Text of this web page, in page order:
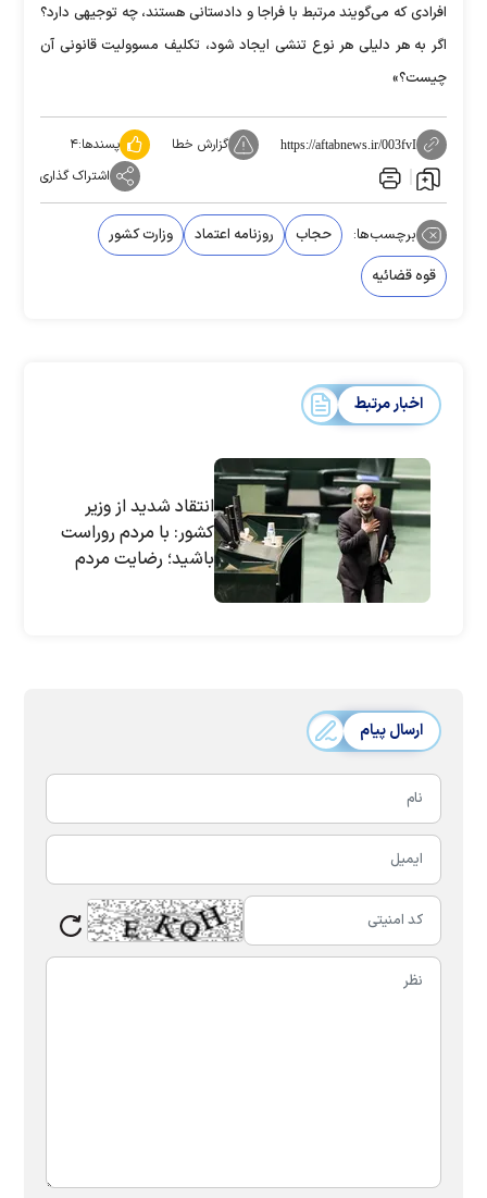
افرادی که می‌گویند مرتبط با فراجا و دادستانی هستند، چه توجیهی دارد؟
اگر به هر دلیلی هر نوع تنشی ایجاد شود، تکلیف مسوولیت قانونی آن
چیست؟»
https://aftabnews.ir/003fvI گزارش خطا پسندها:۴
اشتراک گذاری
برچسب‌ها: حجاب روزنامه اعتماد
وزارت کشور
قوه قضائیه
اخبار مرتبط
انتقاد شدید از وزیر
کشور: با مردم روراست
باشید؛ رضایت مردم
ارسال پیام